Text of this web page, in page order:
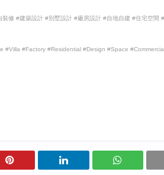
裝修 #建築設計 #別墅設計 #廠房設計 #自地自建 #住宅空間 #
#Villa #Factory #Residential #Design #Space